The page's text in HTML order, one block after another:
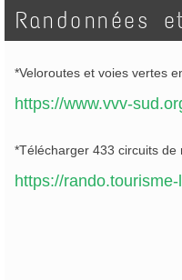
*Veloroutes et voies vertes
https://www.vvv-
*Télécharger 433 circuits
https://